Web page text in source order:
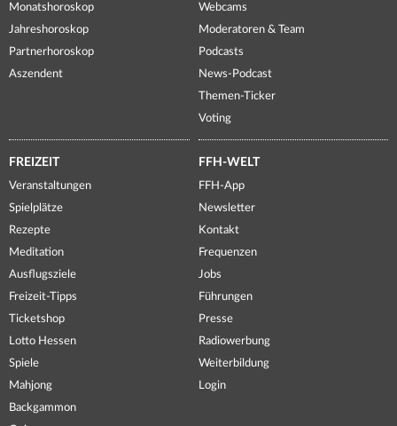
Monatshoroskop
Jahreshoroskop
Partnerhoroskop
Aszendent
Webcams
Moderatoren & Team
Podcasts
News-Podcast
Themen-Ticker
Voting
FREIZEIT
Veranstaltungen
Spielplätze
Rezepte
Meditation
Ausflugsziele
Freizeit-Tipps
Ticketshop
Lotto Hessen
Spiele
Mahjong
Backgammon
FFH-WELT
FFH-App
Newsletter
Kontakt
Frequenzen
Jobs
Führungen
Presse
Radiowerbung
Weiterbildung
Login